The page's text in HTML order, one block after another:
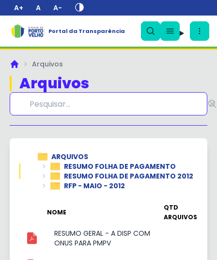
A+ A A-
Portal da Transparência
PrincipalArquivos
Arquivos
ARQUIVOS
RESUMO FOLHA DE PAGAMENTO
RESUMO FOLHA DE PAGAMENTO 2012
RFP - MAIO - 2012
NOME
QTD
ARQUIVOS
RESUMO GERAL - A DISP COM
ONUS PARA PMPV
✕